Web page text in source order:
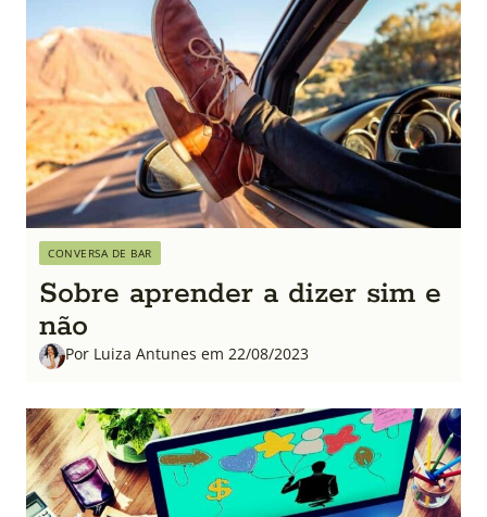
CONVERSA DE BAR
Sobre aprender a dizer sim e
não
Por Luiza Antunes em 22/08/2023